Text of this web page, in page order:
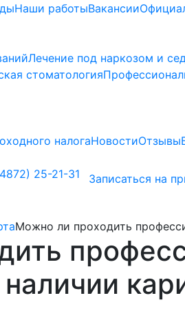
Наши работыВакансии
Лечение под наркозом и
стоматология
налогаНовостиОтзывы
25-21-31 Записаться на
Можно ли проходить